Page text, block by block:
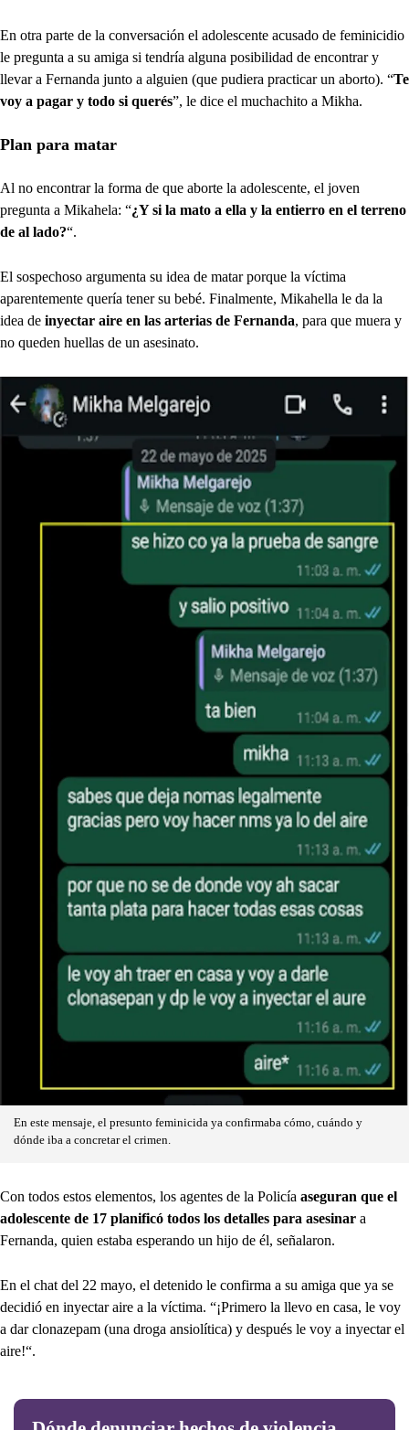
En otra parte de la conversación el adolescente acusado de feminicidio
le pregunta a su amiga si tendría alguna posibilidad de encontrar y
llevar a Fernanda junto a alguien (que pudiera practicar un aborto). “Te
voy a pagar y todo si querés”, le dice el muchachito a Mikha.
Plan para matar
Al no encontrar la forma de que aborte la adolescente, el joven
pregunta a Mikahela: “¿Y si la mato a ella y la entierro en el terreno
de al lado?“.
El sospechoso argumenta su idea de matar porque la víctima
aparentemente quería tener su bebé. Finalmente, Mikahella le da la
idea de inyectar aire en las arterias de Fernanda, para que muera y
no queden huellas de un asesinato.
En este mensaje, el presunto feminicida ya confirmaba cómo, cuándo y
dónde iba a concretar el crimen.
Con todos estos elementos, los agentes de la Policía aseguran que el
adolescente de 17 planificó todos los detalles para asesinar a
Fernanda, quien estaba esperando un hijo de él, señalaron.
En el chat del 22 mayo, el detenido le confirma a su amiga que ya se
decidió en inyectar aire a la víctima. “¡Primero la llevo en casa, le voy
a dar clonazepam (una droga ansiolítica) y después le voy a inyectar el
aire!“.